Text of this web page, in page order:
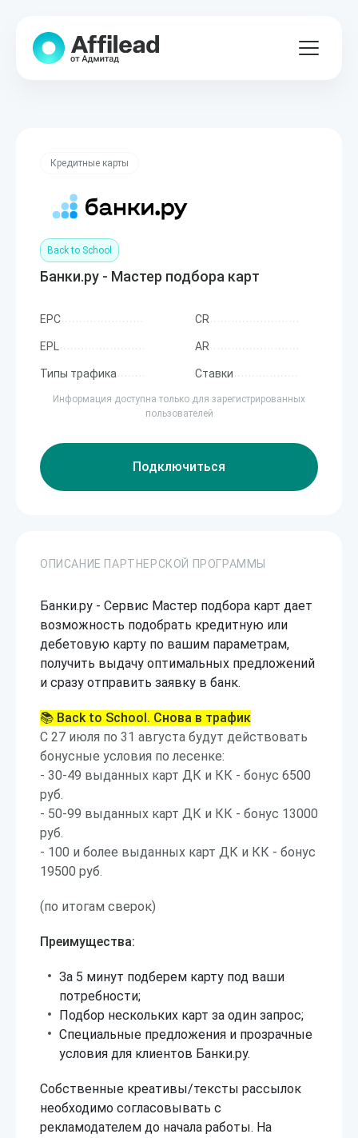
Кредитные карты
Back to School
Банки.ру - Мастер подбора карт
EPC CR
EPL AR
Типы трафика Ставки
Информация доступна только для зарегистрированных
пользователей
Подключиться
ОПИСАНИЕ ПАРТНЕРСКОЙ ПРОГРАММЫ
Банки.ру - Сервис Мастер подбора карт дает
возможность подобрать кредитную или
дебетовую карту по вашим параметрам,
получить выдачу оптимальных предложений
и сразу отправить заявку в банк.
📚 Back to School. Снова в трафик
С 27 июля по 31 августа будут действовать
бонусные условия по лесенке:
- 30-49 выданных карт ДК и КК - бонус 6500
руб.
- 50-99 выданных карт ДК и КК - бонус 13000
руб.
- 100 и более выданных карт ДК и КК - бонус
19500 руб.
(по итогам сверок)
Преимущества:
За 5 минут подберем карту под ваши
потребности;
Подбор нескольких карт за один запрос;
Специальные предложения и прозрачные
условия для клиентов Банки.ру.
Собственные креативы/тексты рассылок
необходимо согласовывать с
рекламодателем до начала работы. На